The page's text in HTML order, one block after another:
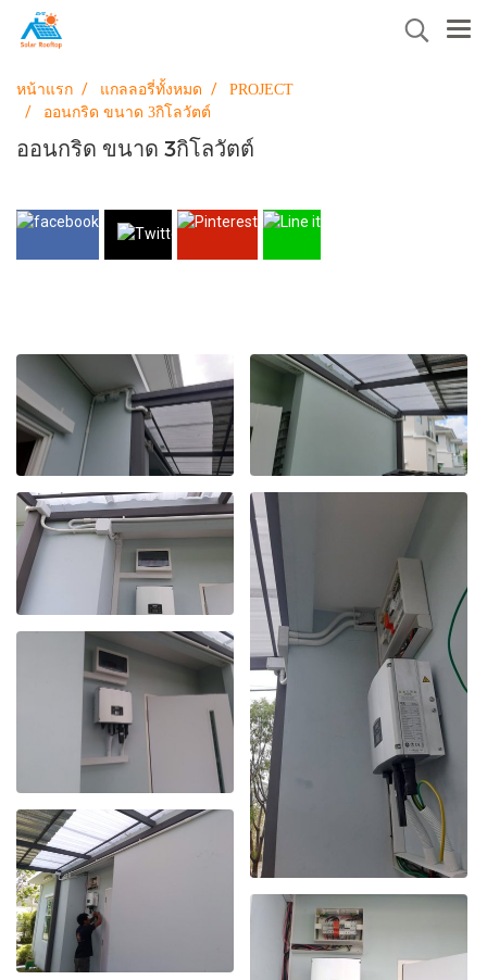
หน้าแรก แกลลอรี่ทั้งหมด
PROJECT
ออนกริด ขนาด 3กิโลวัตต์
ออนกริด ขนาด 3กิโลวัตต์